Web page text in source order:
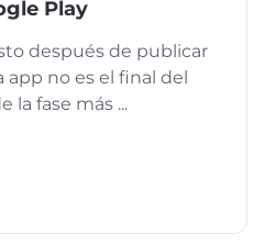
Play
después de publicar
app no es el final del
la fase más ...